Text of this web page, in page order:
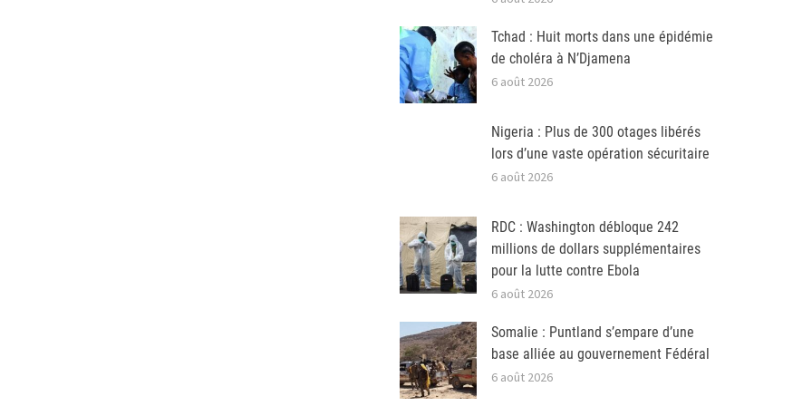
Tchad : Huit morts dans une épidémie
de choléra à N’Djamena
6 août 2026
Nigeria : Plus de 300 otages libérés
lors d’une vaste opération sécuritaire
6 août 2026
RDC : Washington débloque 242
millions de dollars supplémentaires
pour la lutte contre Ebola
6 août 2026
Somalie : Puntland s’empare d’une
base alliée au gouvernement Fédéral
6 août 2026